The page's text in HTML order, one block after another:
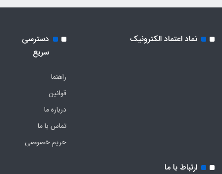
نماد اعتماد الکترونیک
دسترسی
سریع
راهنما
قوانین
درباره ما
تماس با ما
حریم خصوصی
ارتباط با ما